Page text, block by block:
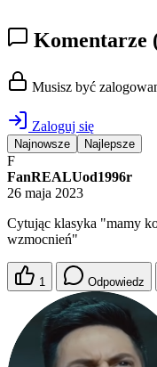
Komentarze
Musisz być
Zaloguj się
Najnowsze Najlepsze
F
FanREALUod1996r
26 maja 2023
Cytując klasyka "mamy
wzmocnień"
1 Odpowiedz